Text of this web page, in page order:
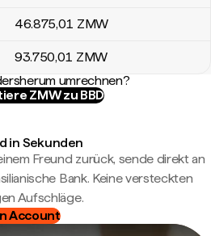
46.875,01 ZMW
93.750,01 ZMW
umrechnen?
ZMW zu BBD
in Sekunden
Freund zurück, sende direkt an
Bank. Keine versteckten
Aufschläge.
Account